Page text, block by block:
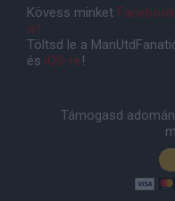
Kövess minket
is!
Töltsd le a
és iOS-re!
Támogasd